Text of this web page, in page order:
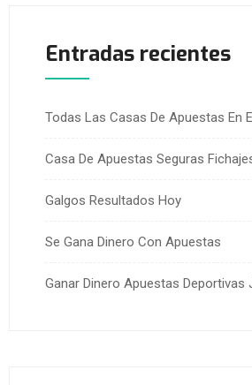
Entradas recientes
Todas Las Casas De Apuestas En
Casa De Apuestas Seguras
Galgos Resultados Hoy
Se Gana Dinero Con Apuestas
Ganar Dinero Apuestas Deportivas